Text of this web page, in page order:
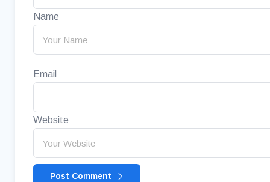
Name
Email
Website
Post Comment